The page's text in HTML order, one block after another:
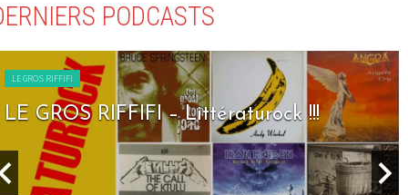
PODCASTS
LE GROS RIFFIFI
LE GROS RIFFIFI – Seven Days To Rock !!!